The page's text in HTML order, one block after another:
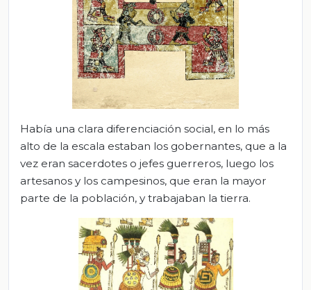
Había una clara diferenciación social, en lo más
alto de la escala estaban los gobernantes, que a la
vez eran sacerdotes o jefes guerreros, luego los
artesanos y los campesinos, que eran la mayor
parte de la población, y trabajaban la tierra.